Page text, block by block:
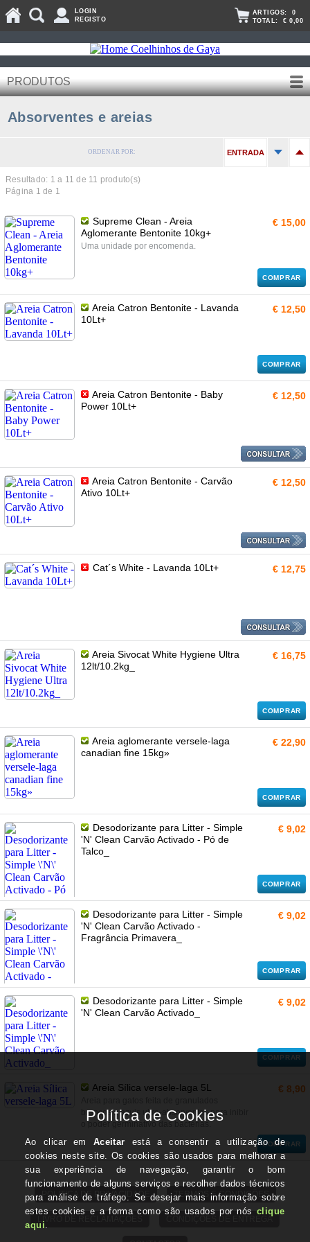
LOGIN
REGISTO
ARTIGOS: 0
TOTAL: € 0,00
PRODUTOS
Absorventes e areias
ORDENAR POR: ENTRADA
Resultado: 1 a 11 de 11 produto(s)
Página 1 de 1
Supreme Clean - Areia
Aglomerante Bentonite 10kg+
Uma unidade por encomenda.
€ 15,00
COMPRAR
Areia Catron Bentonite - Lavanda
10Lt+
€ 12,50
COMPRAR
Areia Catron Bentonite - Baby
Power 10Lt+
€ 12,50
Areia Catron Bentonite - Carvão
Ativo 10Lt+
€ 12,50
Cat´s White - Lavanda 10Lt+ € 12,75
Areia Sivocat White Hygiene Ultra
12lt/10.2kg_
€ 16,75
COMPRAR
Areia aglomerante versele-laga
canadian fine 15kg»
€ 22,90
COMPRAR
Desodorizante para Litter - Simple
'N' Clean Carvão Activado - Pó de
Talco_
€ 9,02
COMPRAR
Desodorizante para Litter - Simple
'N' Clean Carvão Activado -
Fragrância Primavera_
€ 9,02
COMPRAR
Desodorizante para Litter - Simple
'N' Clean Carvão Activado_
€ 9,02
COMPRAR
Areia Sílica versele-laga 5L
brancos e azuis ultra-absorventes para inibir
€ 8,90
COMPRAR
POLITICA DE PRIVACIDADE TERMOS E CONDIÇÕES
LIVRO DE RECLAMAÇÕES CONDIÇÕES DE ENTREGA